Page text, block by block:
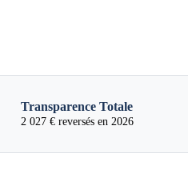
Transparence Totale
2 027 € reversés en 2026